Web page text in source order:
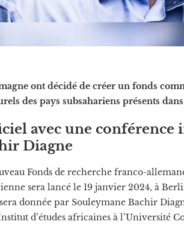
ont décidé de créer un fonds
des pays subsahariens présents
avec une conférence
Diagne
Fonds de recherche franco-
sera lancé le 19 janvier 2024, à
donnée par Souleymane Bachir
d’études africaines à l’Université